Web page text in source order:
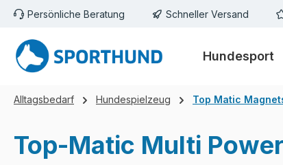
Hauptinhalt springen
Zur Suche springen
Zur Hauptnavigation springen
Persönliche Beratung Schneller Versand
Hundesport
Alltagsbedarf Hundespielzeug Top Matic
Top-Matic Multi